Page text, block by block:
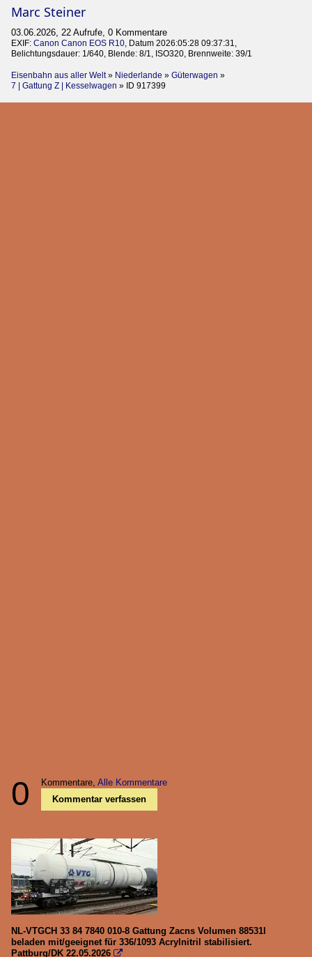
Marc Steiner
03.06.2026, 22 Aufrufe, 0 Kommentare
EXIF: Canon Canon EOS R10 , Datum 2026:05:28 09:37:31,
Belichtungsdauer: 1/640, Blende: 8/1, ISO320, Brennweite: 39/1
Eisenbahn aus aller Welt» Niederlande » Güterwagen »
7 | Gattung Z | Kesselwagen » ID 917399
0 Kommentare, Alle Kommentare
Kommentar verfassen
NL-VTGCH 33 84 7840 010-8 Gattung Zacns Volumen 88531l
beladen mit/geeignet für 336/1093 Acrylnitril stabilisiert.
Pattburg/DK 22.05.2026 